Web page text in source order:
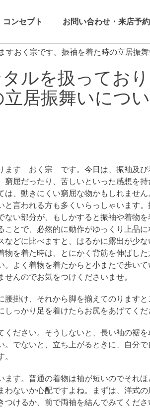
コンセプト お問い合わせ・来店予約
すおく宗です。振袖を着た時の立居振
ルを扱ってお
居振舞いについ
ます おく宗 です。今日は、振袖及び
屈だったり、苦しいといった感想を持
、動きにくい窮屈な物かもしれません
と言われる方も多くいらっしゃいます
い部分が、もしかすると振袖や着物
とで、必然的に動作がゆっくり上品に
どに比べますと、はるかに露出が少
を着た時は、とにかく背筋を伸ばした
。よく着物を着たからと小またで歩い
んのでお気をつけくださいませ。
腰掛け、それから脚を揃えてのります
っかり足を着けたらお尻をあげてく
ださい。そうしないと、長い袖の裾を
でないと、立ち上がるときに、自分
す。普通の着物は袖が短いのでそれ
ないか心配ですよね。まずは、洋式
けるか、前で両袖を結んでみてくだ